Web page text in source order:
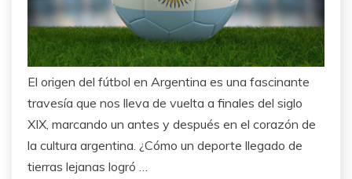
El origen del fútbol en Argentina es una fascinante
travesía que nos lleva de vuelta a finales del siglo
XIX, marcando un antes y después en el corazón de
la cultura argentina. ¿Cómo un deporte llegado de
tierras lejanas logró …